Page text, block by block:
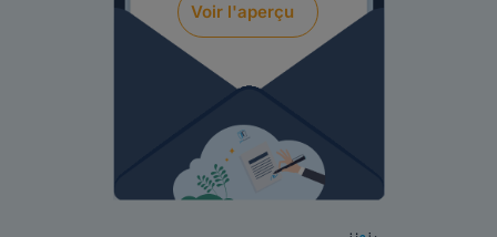
Voir l'aperçu